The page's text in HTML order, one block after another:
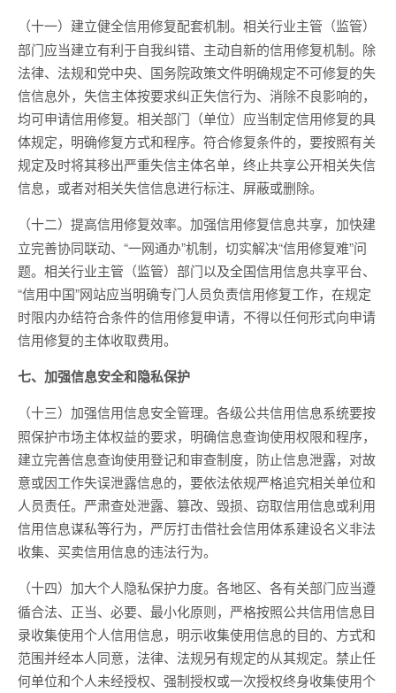
（十一）建立健全信用修复配套机制。 相关行业主管（监管）
部门应当建立有利于自我纠错、主动自新的信用修复机制。除
法律、法规和党中央、国务院政策文件明确规定不可修复的失
信信息外，失信主体按要求纠正失信行为、消除不良影响的，
均可申请信用修复。相关部门（单位）应当制定信用修复的具
体规定，明确修复方式和程序。符合修复条件的，要按照有关
规定及时将其移出严重失信主体名单，终止共享公开相关失信
信息，或者对相关失信信息进行标注、屏蔽或删除。
（十二）提高信用修复效率。 加强信用修复信息共享，加快建
立完善协同联动、“一网通办”机制，切实解决“信用修复难”问
题。相关行业主管（监管）部门以及全国信用信息共享平台、
“信用中国”网站应当明确专门人员负责信用修复工作，在规定
时限内办结符合条件的信用修复申请，不得以任何形式向申请
信用修复的主体收取费用。
七、加强信息安全和隐私保护
（十三）加强信用信息安全管理。 各级公共信用信息系统要按
照保护市场主体权益的要求，明确信息查询使用权限和程序，
建立完善信息查询使用登记和审查制度，防止信息泄露，对故
意或因工作失误泄露信息的，要依法依规严格追究相关单位和
人员责任。严肃查处泄露、篡改、毁损、窃取信用信息或利用
信用信息谋私等行为，严厉打击借社会信用体系建设名义非法
收集、买卖信用信息的违法行为。
（十四）加大个人隐私保护力度。 各地区、各有关部门应当遵
循合法、正当、必要、最小化原则，严格按照公共信用信息目
录收集使用个人信用信息，明示收集使用信息的目的、方式和
范围并经本人同意，法律、法规另有规定的从其规定。禁止任
何单位和个人未经授权、强制授权或一次授权终身收集使用个